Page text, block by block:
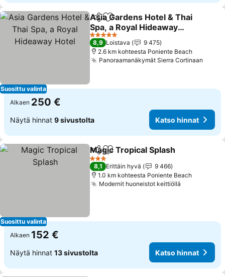
Suosittu valinta
Jaa Lisää suosikkeihin
Asia Gardens Hotel & Thai
Spa, a Royal Hideaway
Hotel
5 Tähtiluokitus
8,9 Loistava
9 475
2.6 km kohteesta Poniente Beach
Panoraamanäkymät Sierra Cortinaan
Alkaen 250 €
Näytä hinnat 9 sivustolta Katso hinnat
Suosittu valinta
Jaa Lisää suosikkeihin
Magic Tropical Splash
3 Tähtiluokitus
8,1 Erittäin hyvä
9 466
1.0 km kohteesta Poniente Beach
Modernit huoneistot keittiöllä
Alkaen 152 €
Näytä hinnat 13 sivustolta Katso hinnat